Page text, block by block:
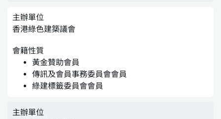
主辦單位
香港綠色建築議會
會籍性質
黃金贊助會員
傳訊及會員事務委員會會員
綠建標籤委員會會員
主辦單位